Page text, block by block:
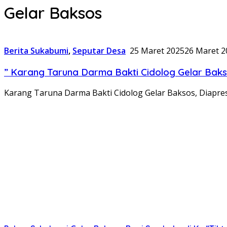
Gelar Baksos
Berita Sukabumi, Seputar Desa 25 Maret 202526 Maret
” Karang Taruna Darma Bakti Cidolog Gelar
Karang Taruna Darma Bakti Cidolog Gelar Baksos,